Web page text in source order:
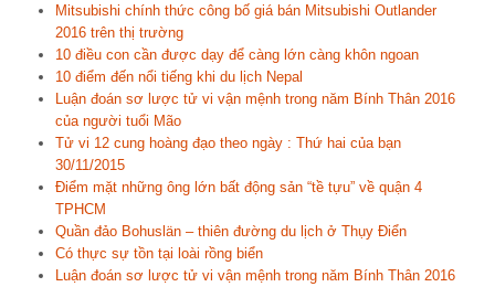
Mitsubishi chính thức công bố giá bán Mitsubishi Outlander
2016 trên thị trường
10 điều con cần được dạy để càng lớn càng khôn ngoan
10 điểm đến nổi tiếng khi du lịch Nepal
Luận đoán sơ lược tử vi vận mệnh trong năm Bính Thân 2016
của người tuổi Mão
Tử vi 12 cung hoàng đạo theo ngày : Thứ hai của bạn
30/11/2015
Điểm mặt những ông lớn bất động sản “tề tựu” về quận 4
TPHCM
Quần đảo Bohuslän – thiên đường du lịch ở Thụy Điển
Có thực sự tồn tại loài rồng biển
Luận đoán sơ lược tử vi vận mệnh trong năm Bính Thân 2016